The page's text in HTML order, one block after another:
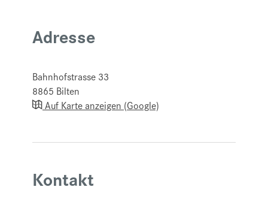
Adresse
Bahnhofstrasse 33
8865 Bilten
Auf Karte anzeigen (Google)
Kontakt